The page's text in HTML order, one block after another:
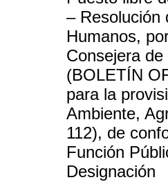
– Resolución
Humanos,
Consejera
(BOLETÍN
para la
Ambiente,
112), de
Función
Designación